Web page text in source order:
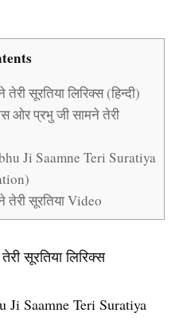
सूरतिया लिरिक्स (हिन्दी)
ओर प्रभु जी सामने तेरी
Ji Saamne Teri Suratiya
सूरतिया Video
सूरतिया लिरिक्स
Ji Saamne Teri Suratiya